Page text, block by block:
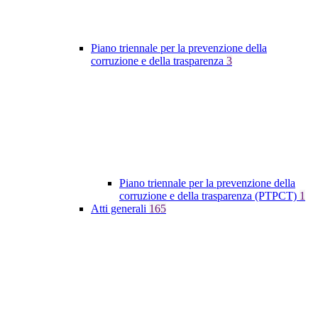
Piano triennale per la prevenzione della
corruzione e della trasparenza 3
Piano triennale per la prevenzione della
corruzione e della trasparenza (PTPCT) 1
Atti generali 165